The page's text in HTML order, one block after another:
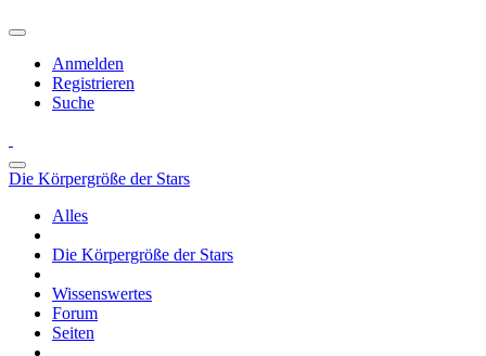
Anmelden
Registrieren
Suche
Die Körpergröße der Stars
Alles
Die Körpergröße der Stars
Wissenswertes
Forum
Seiten